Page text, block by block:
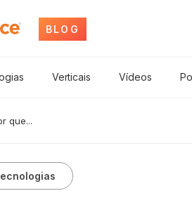
BLOG
Verticais Vídeos
que...